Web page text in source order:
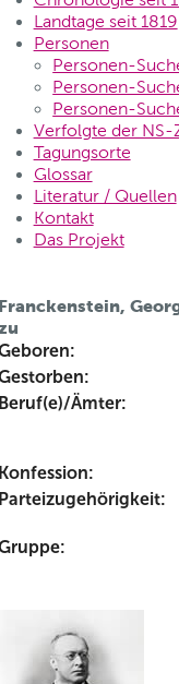
Landtage seit 1819
Personen
Personen-
Personen-
Personen-
Verfolgte der NS-
Tagungsorte
Glossar
Literatur / Quellen
Kontakt
Das Projekt
Ämter: